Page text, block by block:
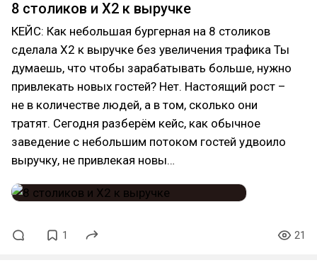
8 столиков и X2 к выручке
КЕЙС: Как небольшая бургерная на 8 столиков
сделала X2 к выручке без увеличения трафика Ты
думаешь, что чтобы зарабатывать больше, нужно
привлекать новых гостей? Нет. Настоящий рост –
не в количестве людей, а в том, сколько они
тратят. Сегодня разберём кейс, как обычное
заведение с небольшим потоком гостей удвоило
выручку, не привлекая новы…
1 21